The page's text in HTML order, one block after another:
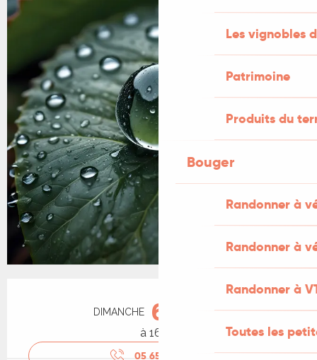
Les vignobles
Patrimoine
Produits du
Bouger
Randonner à
Randonner à
Randonner à
Toutes les
Ouverture et coordonnées
DIMANCHE 6 SEPTEMBRE
à 16:00
05 65 41 30